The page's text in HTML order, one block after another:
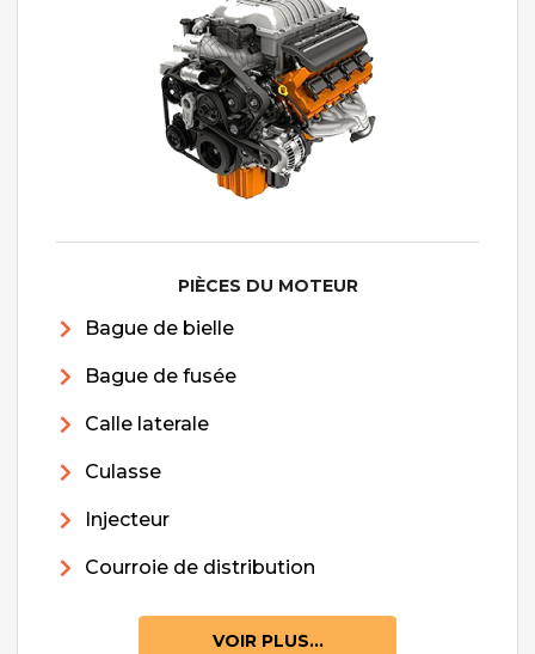
PIÈCES DU MOTEUR
Bague de bielle
Bague de fusée
Calle laterale
Culasse
Injecteur
Courroie de distribution
VOIR PLUS...